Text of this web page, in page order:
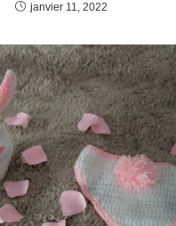
janvier 11, 2022